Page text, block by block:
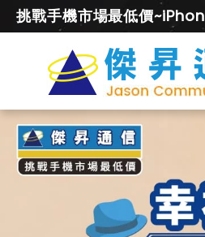
挑戰手機市場最低價